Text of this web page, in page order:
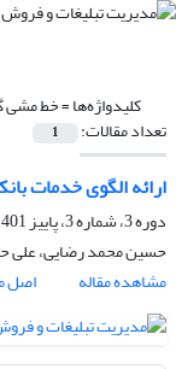
کلیدواژه‌ها =خط مشی
تعداد مقالات: 1
ارائه الگوی خدمات
دوره 3، شماره 3، پاییز 1401، صفحه
حسین محمد رضایی، علی
مشاهده مقاله
اصل